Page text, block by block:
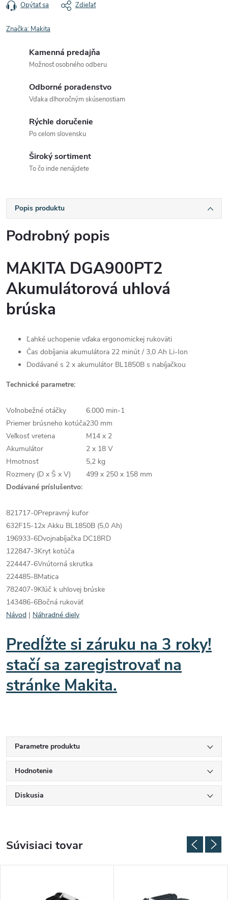
Opýtať sa Zdieľať
Značka: Makita
Kamenná predajňa
Možnosť osobného odberu
Odborné poradenstvo
Vďaka dlhoročným skúsenostiam
Rýchle doručenie
Po celom slovensku
Široký sortiment
To čo inde nenájdete
Popis produktu
Podrobný popis
MAKITA DGA900PT2
Akumulátorová uhlová
brúska
Ľahké uchopenie vďaka ergonomickej rukoväti
Čas dobíjania akumulátora 22 minút / 3,0 Ah Li-Ion
Dodávané s 2 x akumulátor BL1850B s nabíjačkou
Technické parametre:
Voľnobežné otáčky
6.000 min-1
Priemer brúsneho kotúča230 mm
Veľkosť vretena
M14 x 2
Akumulátor
2 x 18 V
Hmotnosť
5,2 kg
Rozmery (D x Š x V)
499 x 250 x 158 mm
Dodávané príslušentvo:
821717-0Prepravný kufor
632F15-12x Akku BL1850B (5,0 Ah)
196933-6Dvojnabíjačka DC18RD
122847-3Kryt kotúča
224447-6Vnútorná skrutka
224485-8Matica
782407-9Kľúč k uhlovej brúske
143486-6Bočná rukoväť
Návod | Náhradné diely
Predĺžte si záruku na 3 roky!
stačí sa zaregistrovať na
stránke Makita.
Parametre produktu
Hodnotenie
Diskusia
Súvisiaci tovar